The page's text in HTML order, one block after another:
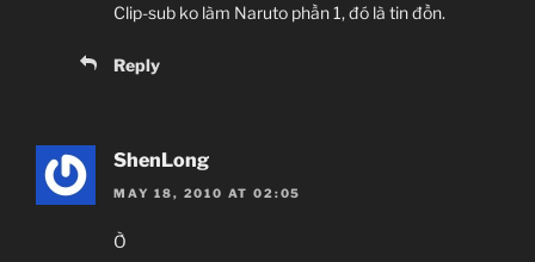
Clip-sub ko làm Naruto phần 1, đó là tin đồn.
Reply
ShenLong
MAY 18, 2010 AT 02:05
Ờ